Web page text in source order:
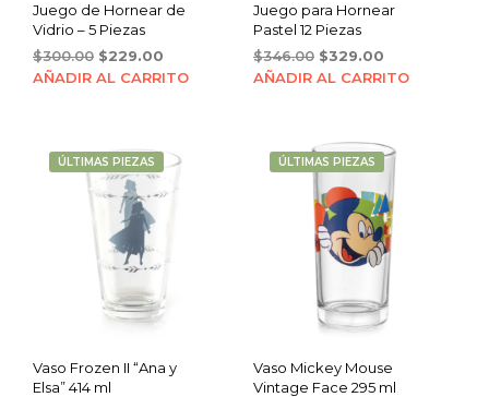
Juego de Hornear de
Vidrio – 5 Piezas
$300.00 Original
price
$229.00
price
AÑADIR AL CARRITO
Juego para Hornear
Pastel 12 Piezas
$346.00 Original
price
$329.00Current
price
AÑADIR AL CARRITO
ÚLTIMAS PIEZAS
Vaso Frozen II “Ana y
Elsa” 414 ml
ÚLTIMAS PIEZAS
Vaso Mickey Mouse
Vintage Face 295 ml